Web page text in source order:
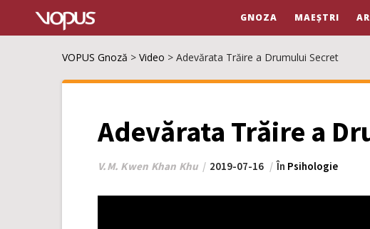
GNOZA MAEȘTRI
VOPUS Gnoză > Video > Adevărata Trăire a Drumului Secret
Adevărata Trăire a
V.M. Kwen Khan Khu 2019-07-16 În Psihologie